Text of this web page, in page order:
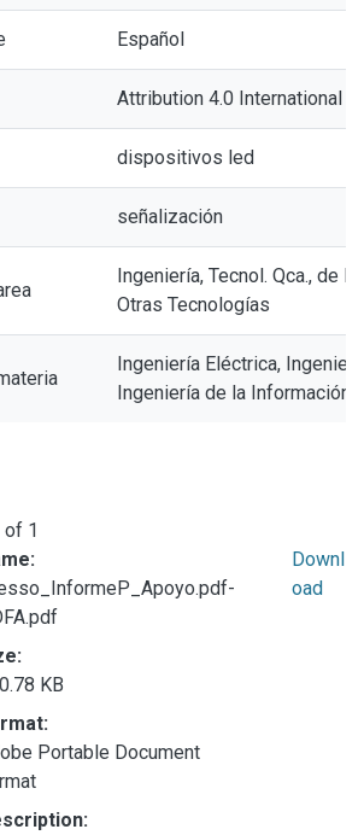
Español
Attribution 4.0 International
dispositivos led
señalización
Ingeniería, Tecnol. Qca., de
Otras Tecnologías
Ingeniería Eléctrica,
Ingeniería de la Información
of 1
KB
Portable Document
Downl
oad